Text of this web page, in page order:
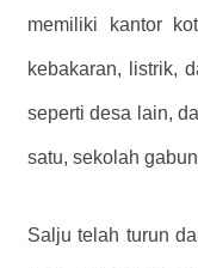
memiliki kantor
kebakaran, listrik,
seperti desa lain,
satu, sekolah
Salju telah turun